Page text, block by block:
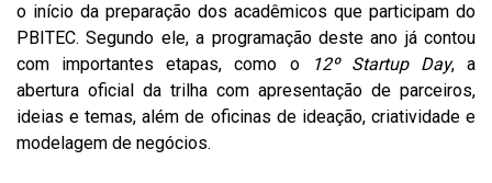
o início da preparação dos acadêmicos que participam do
PBITEC. Segundo ele, a programação deste ano já contou
com importantes etapas, como o
12º Startup Day, a
abertura oficial da trilha com apresentação de parceiros,
ideias e temas, além de oficinas de ideação, criatividade e
modelagem de negócios.